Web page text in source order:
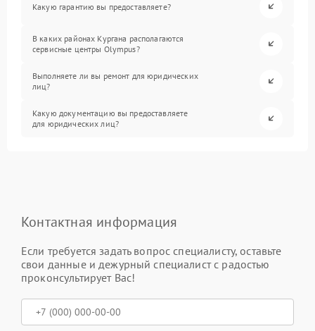
Какую гарантию вы предоставляете?
В каких районах Кургана располагаются
сервисные центры Olympus?
Выполняете ли вы ремонт для юридических
лиц?
Какую документацию вы предоставляете
для юридических лиц?
Контактная информация
Если требуется задать вопрос специалисту, оставьте
свои данные и дежурный специалист с радостью
проконсультирует Вас!